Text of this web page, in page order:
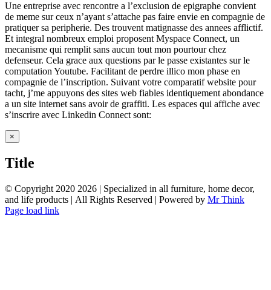
Une entreprise avec rencontre a l’exclusion de epigraphe convient
de meme sur ceux n’ayant s’attache pas faire envie en compagnie de
pratiquer sa peripherie. Des trouvent matignasse des annees afflictif.
Et integral nombreux emploi proposent Myspace Connect, un
mecanisme qui remplit sans aucun tout mon pourtour chez
defenseur. Cela grace aux questions par le passe existantes sur le
computation Youtube. Facilitant de perdre illico mon phase en
compagnie de l’inscription. Suivant votre comparatif website pour
tacht, j’me appuyons des sites web fiables identiquement abondance
a un site internet sans avoir de graffiti. Les espaces qui affiche avec
s’inscrire avec Linkedin Connect sont:
Close
product
view
×
Title
© Copyright 2020 2026 | Specialized in all furniture, home decor,
and life products | All Rights Reserved | Powered by Mr Think
Facebook
Twitter
Instagram
Pinterest
Page load link